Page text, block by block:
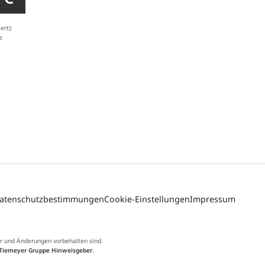
Cookie-EinstellungenImpressum
Änderungen vorbehalten sind.
Gruppe Hinweisgeber.